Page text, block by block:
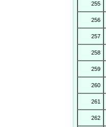
255
256
257
258
259
260
261
262